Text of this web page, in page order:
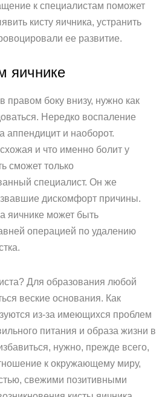
к специалистам поможет
кисту яичника, устранить
ее развитие.
яичнике
правом боку внизу, нужно как
Нередко воспаление
аппендицит и наоборот.
и что именно болит у
сможет только
специалист. Он же
дискомфорт причины.
яичнике может быть
операцией по удалению
Для образования любой
веские основания. Как
из-за имеющихся проблем
питания и образа жизни в
нужно, прежде всего,
к окружающему миру,
свежими позитивными